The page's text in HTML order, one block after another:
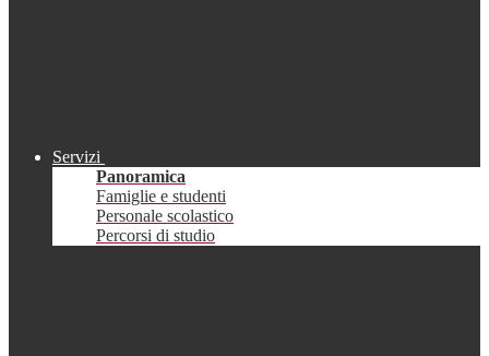
Servizi
Panoramica
Famiglie e studenti
Personale scolastico
Percorsi di studio